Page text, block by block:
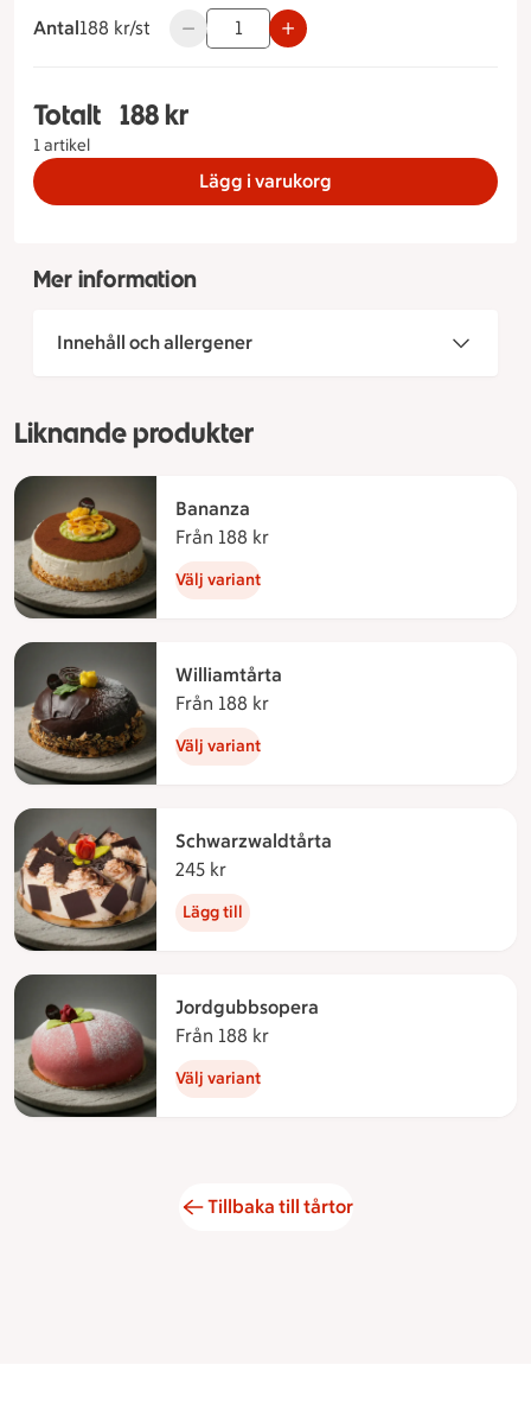
Antal
188 kronor styck
188 kr/st Använd knapparna för att minska eller
Totalt
1 artikel
Totalt 1 stycken Gräddtårta Storlek på tårta 6
188 kr
Lägg i varukorg
Mer information
Innehåll och allergener
Liknande produkter
Bananza
Från 188 kr
Välj variant
Williamtårta
Från 188 kr
Välj variant
Schwarzwaldtårta
245 kr
Lägg till
Jordgubbsopera
Från 188 kr
Välj variant
Tillbaka till tårtor